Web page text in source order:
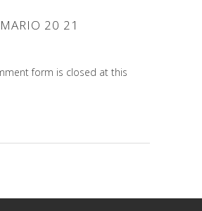
20 21
form is closed at this